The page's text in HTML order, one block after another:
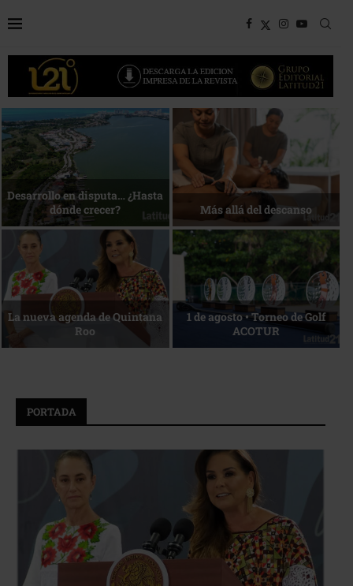
Bottega, un viaje servido a la
mesa
Energía que Impulsa la
competitividad
Reconocimiento de viajeros La esencia del servicio
PORTADA